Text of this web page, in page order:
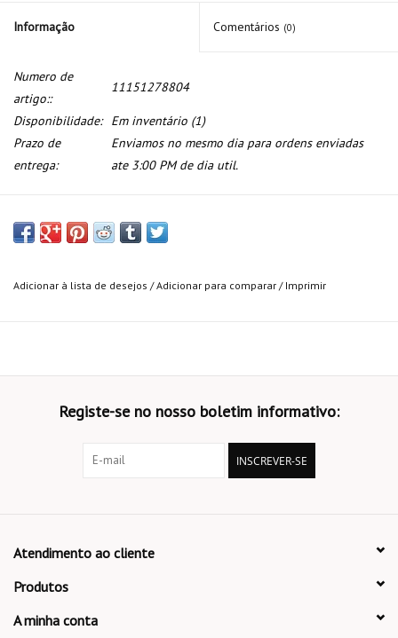
Informação Comentários (0)
Numero de
artigo::
11151278804
Disponibilidade: Em inventário (1)
Prazo de
entrega:
Enviamos no mesmo dia para ordens enviadas
ate 3:00 PM de dia util.
Adicionar à lista de desejos /Adicionar para comparar / Imprimir
Registe-se no nosso boletim informativo:
INSCREVER-SE
Atendimento ao cliente
Produtos
A minha conta